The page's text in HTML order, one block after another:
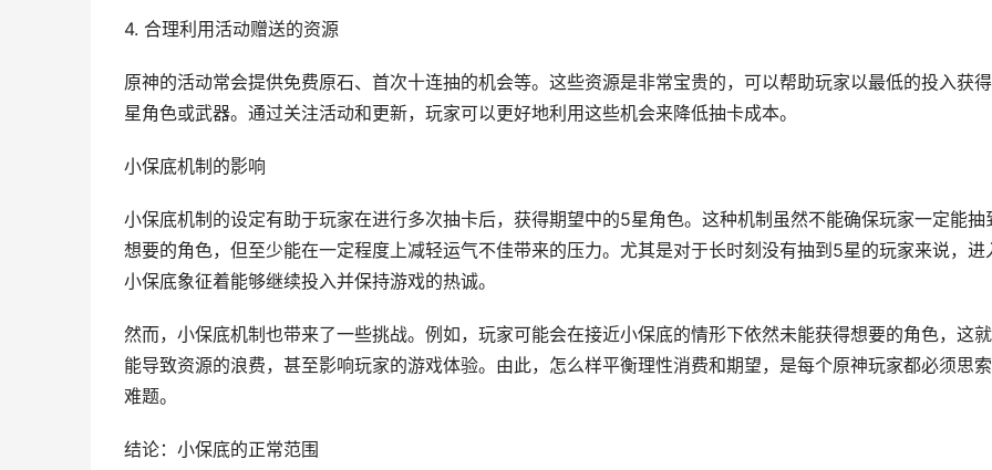
4. 合理利用活动赠送的资源
原神的活动常会提供免费原石、首次十连抽的机会等。这些资源是非常宝贵的，可以帮助玩家以最低的投入获
星角色或武器。通过关注活动和更新，玩家可以更好地利用这些机会来降低抽卡成本。
小保底机制的影响
小保底机制的设定有助于玩家在进行多次抽卡后，获得期望中的5星角色。这种机制虽然不能确保玩家一定能抽
想要的角色，但至少能在一定程度上减轻运气不佳带来的压力。尤其是对于长时刻没有抽到5星的玩家来说，进
小保底象征着能够继续投入并保持游戏的热诚。
然而，小保底机制也带来了一些挑战。例如，玩家可能会在接近小保底的情形下依然未能获得想要的角色，这
能导致资源的浪费，甚至影响玩家的游戏体验。由此，怎么样平衡理性消费和期望，是每个原神玩家都必须思
难题。
结论：小保底的正常范围